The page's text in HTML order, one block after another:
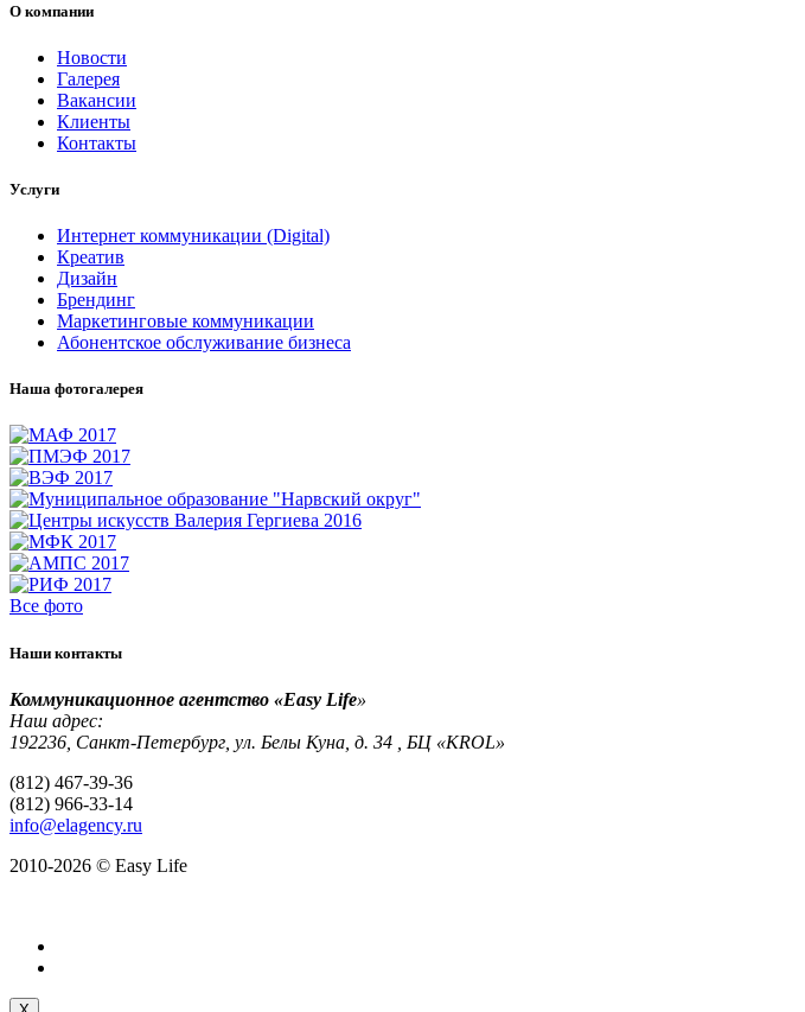
О компании
Новости
Галерея
Вакансии
Клиенты
Контакты
Услуги
Интернет коммуникации (Digital)
Креатив
Дизайн
Брендинг
Маркетинговые коммуникации
Абонентское обслуживание бизнеса
Наша фотогалерея
Все фото
Наши контакты
Коммуникационное агентство «Easy Life»
Наш адрес:
192236, Санкт-Петербург, ул. Белы Куна, д. 34 , БЦ «KROL»
(812) 467-39-36
(812) 966-33-14
info@elagency.ru
2010-2026 © Easy Life